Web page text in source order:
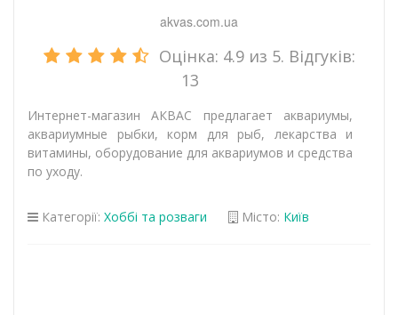
akvas.com.ua
Оцінка: 4.9из 5. Відгуків:
13
Интернет-магазин АКВАС предлагает аквариумы,
аквариумные рыбки, корм для рыб, лекарства и
витамины, оборудование для аквариумов и средства
по уходу.
Категорії: Хоббі та розваги Місто: Київ